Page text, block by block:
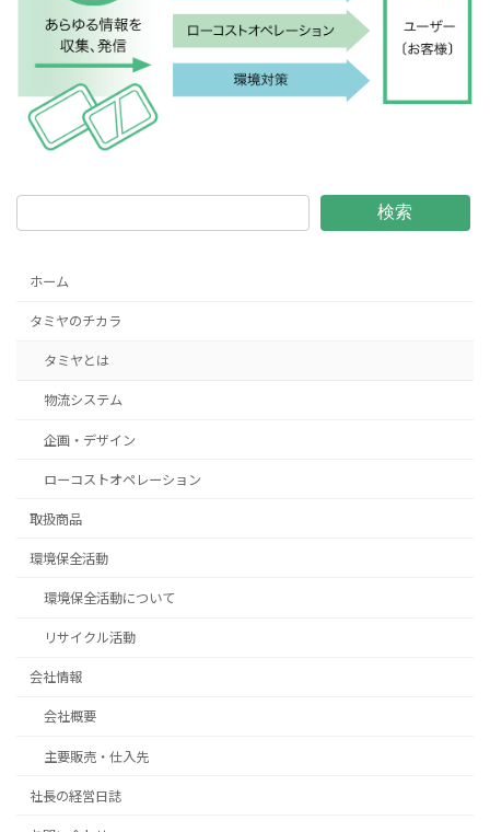
検索
ホーム
タミヤのチカラ
タミヤとは
物流システム
企画・デザイン
ローコストオペレーション
取扱商品
環境保全活動
環境保全活動について
リサイクル活動
会社情報
会社概要
主要販売・仕入先
社長の経営日誌